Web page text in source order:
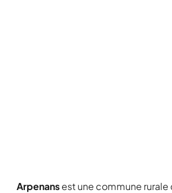
Arpenansest une commune